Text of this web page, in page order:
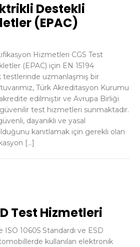
Destekli
(EPAC)
Hizmetleri CGS Test
(EPAC) için EN 15194
testlerinde uzmanlaşmış bir
Türk Akreditasyon Kurumu
edilmiştir ve Avrupa Birliği
test hizmetleri sunmaktadır.
dayanıklı ve yasal
kanıtlamak için gerekli olan
[…]
Test Hizmetleri
10605 Standardı ve ESD
kullanılan elektronik